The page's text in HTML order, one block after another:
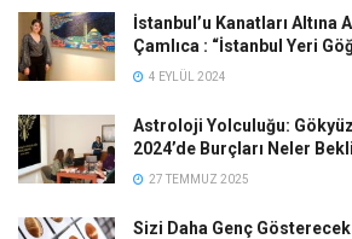
İstanbul’u Kanatları Altına
Çamlıca : “İstanbul Yeri
4 EYLÜL 2024
Astroloji Yolculuğu:
2024’de Burçları Neler
27 TEMMUZ 2025
Sizi Daha Genç